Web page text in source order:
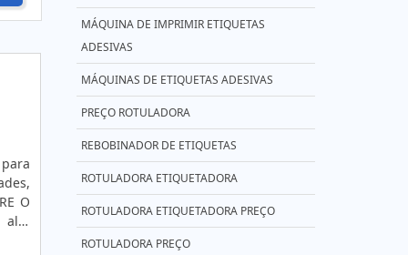
O
alta
MÁQUINA DE IMPRIMIR ETIQUETAS
ADESIVAS
MÁQUINAS DE ETIQUETAS ADESIVAS
PREÇO ROTULADORA
REBOBINADOR DE ETIQUETAS
ROTULADORA ETIQUETADORA
ROTULADORA ETIQUETADORA PREÇO
ROTULADORA PREÇO